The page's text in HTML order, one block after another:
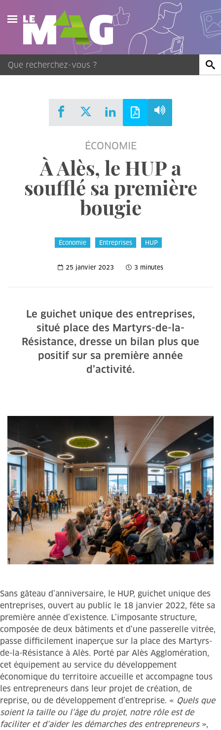
Actualités
Agenda
Publications
ÉCONOMIE
À Alès, le HUP a
soufflé sa première
bougie
Économie Entreprises HUP
25 janvier 2023 3 minutes
Le guichet unique des entreprises,
situé place des Martyrs-de-la-
Résistance, dresse un bilan plus que
positif sur sa première année
d’activité.
Sans gâteau d’anniversaire, le HUP, guichet unique des
entreprises, ouvert au public le 18 janvier 2022, fête sa
première année d’existence. L’imposante structure,
composée de deux bâtiments et d’une passerelle vitrée,
passe difficilement inaperçue sur la place des Martyrs-
de-la-Résistance à Alès. Porté par Alès Agglomération,
cet équipement au service du développement
économique du territoire accueille et accompagne tous
les entrepreneurs dans leur projet de création, de
reprise, ou de développement d’entreprise. « Quels que
soient la taille ou l’âge du projet, notre rôle est de
faciliter et d’aider les démarches des entrepreneurs»,